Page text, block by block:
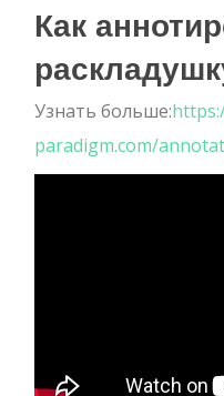
Как
Узнать больше:
paradigm.com/